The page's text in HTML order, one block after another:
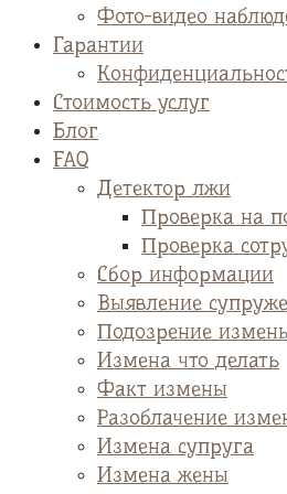
Фото-видео
Гарантии
Стоимость услуг
Блог
FAQ
Детектор лжи
Проверка на
Проверка
Сбор информации
Выявление
Подозрение
Измена что делать
Факт измены
Разоблачение
Измена супруга
Измена жены